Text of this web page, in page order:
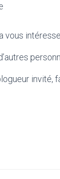
vous
invité,